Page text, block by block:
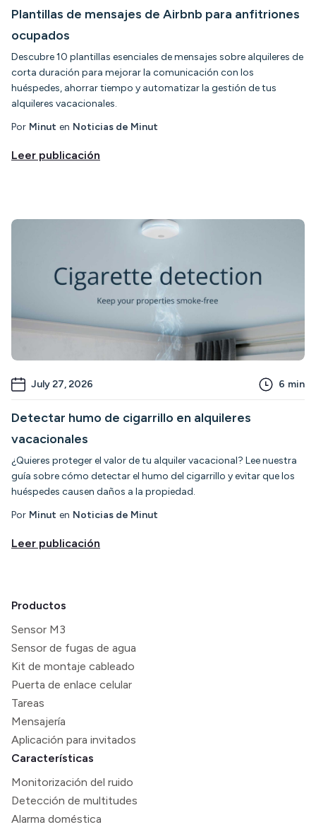
Plantillas de mensajes de Airbnb para anfitriones
ocupados
Descubre 10 plantillas esenciales de mensajes sobre alquileres de
corta duración para mejorar la comunicación con los
huéspedes, ahorrar tiempo y automatizar la gestión de tus
alquileres vacacionales.
Por Minut en Noticias de Minut
Leer publicación
July 27, 2026 6 min
Detectar humo de cigarrillo en alquileres
vacacionales
¿Quieres proteger el valor de tu alquiler vacacional? Lee nuestra
guía sobre cómo detectar el humo del cigarrillo y evitar que los
huéspedes causen daños a la propiedad.
Por Minut en Noticias de Minut
Leer publicación
Productos
Sensor M3
Sensor de fugas de agua
Kit de montaje cableado
Puerta de enlace celular
Tareas
Mensajería
Aplicación para invitados
Características
Monitorización del ruido
Detección de multitudes
Alarma doméstica